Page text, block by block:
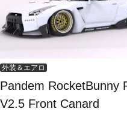
外装＆エアロ
Pandem RocketBunny
V2.5 Front Canard